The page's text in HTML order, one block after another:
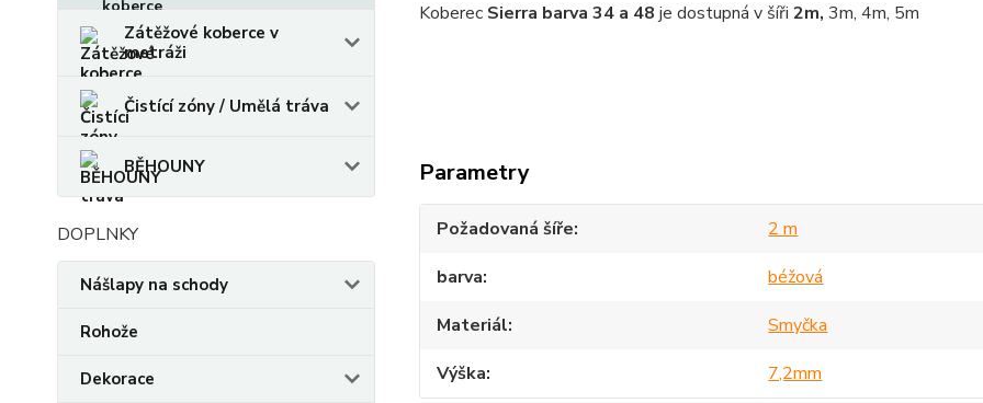
Zátěžové koberce v
metráži
Čistící zóny / Umělá tráva
BĚHOUNY
DOPLNKY
Nášlapy na schody
Rohože
Dekorace
Koberec Sierra barva 34 a 48 je dostupná v šíři 2m, 3m, 4m, 5m
Parametry
Požadovaná šíře
2 m
barva
béžová
Materiál
Smyčka
Výška
7,2mm